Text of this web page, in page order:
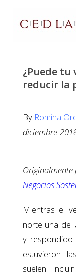
¿Puede tu
reducir la
By Romina
diciembre-
Originalmente
Negocios
Mientras el
norte una de
y respondido
estuvieron
suelen